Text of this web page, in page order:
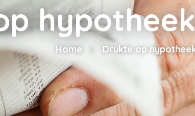
Home Drukte op